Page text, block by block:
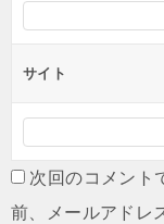
サイト
次回のコメント
前、メールアドレ